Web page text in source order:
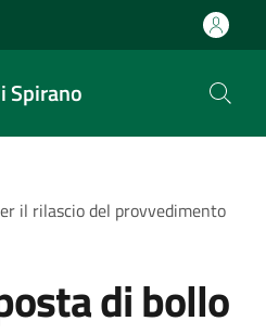
Spirano
il rilascio del provvedimento
di bollo